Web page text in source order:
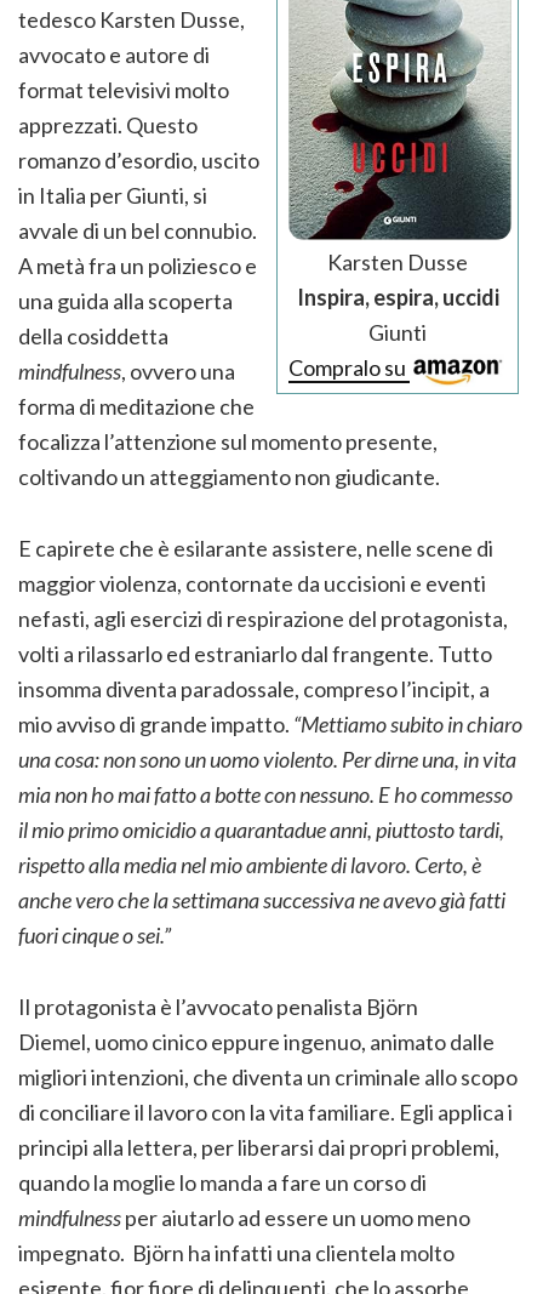
Karsten Dusse
Inspira, espira, uccidi
Giunti
Compralo su
tedesco Karsten Dusse,
avvocato e autore di
format televisivi molto
apprezzati. Questo
romanzo d’esordio, uscito
in Italia per Giunti, si
avvale di un bel connubio.
A metà fra un poliziesco e
una guida alla scoperta
della cosiddetta
mindfulness, ovvero una
forma di meditazione che
focalizza l’attenzione sul momento presente,
coltivando un atteggiamento non giudicante.
E capirete che è esilarante assistere, nelle scene di
maggior violenza, contornate da uccisioni e eventi
nefasti, agli esercizi di respirazione del protagonista,
volti a rilassarlo ed estraniarlo dal frangente. Tutto
insomma diventa paradossale, compreso l’incipit, a
mio avviso di grande impatto. “Mettiamo subito in chiaro
una cosa: non sono un uomo violento. Per dirne una, in vita
mia non ho mai fatto a botte con nessuno. E ho commesso
il mio primo omicidio a quarantadue anni, piuttosto tardi,
rispetto alla media nel mio ambiente di lavoro. Certo, è
anche vero che la settimana successiva ne avevo già fatti
fuori cinque o sei.”
Il protagonista è l’avvocato penalista Björn
Diemel, uomo cinico eppure ingenuo, animato dalle
migliori intenzioni, che diventa un criminale allo scopo
di conciliare il lavoro con la vita familiare. Egli applica i
principi alla lettera, per liberarsi dai propri problemi,
quando la moglie lo manda a fare un corso di
mindfulnessper aiutarlo ad essere un uomo meno
impegnato. Björn ha infatti una clientela molto
esigente, fior fiore di delinquenti, che lo assorbe